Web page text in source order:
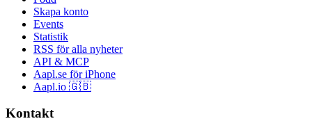
Skapa konto
Events
Statistik
RSS för alla nyheter
API & MCP
Aapl.se för iPhone
Aapl.io 🇬🇧
Kontakt